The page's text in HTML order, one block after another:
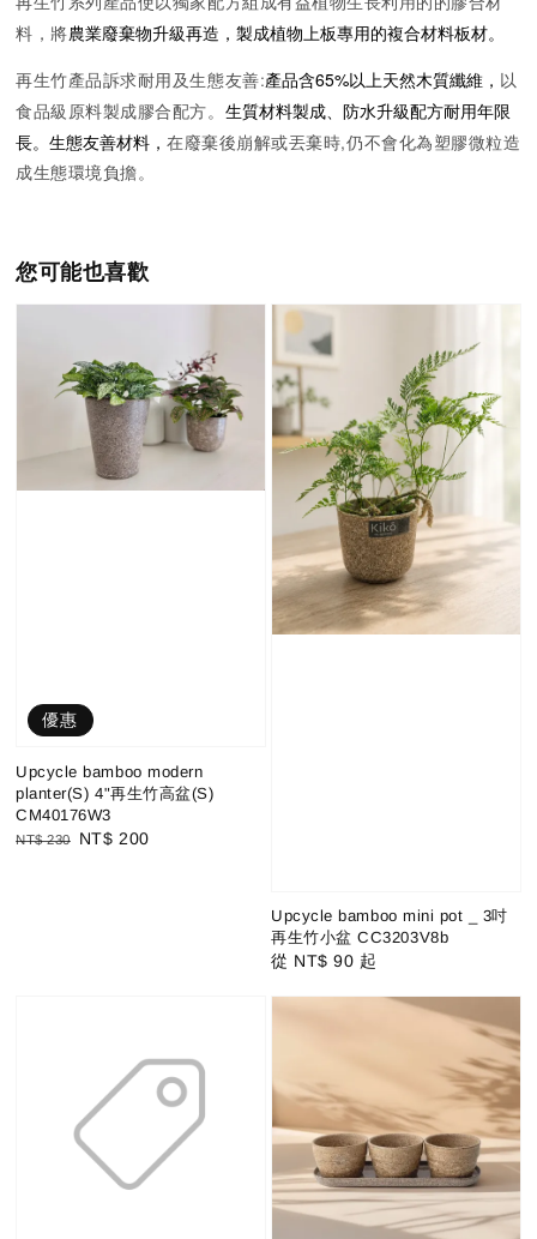
料，將農業廢棄物升級再造，製成植物上板專用的複合材料板材。
再生竹產品訴求耐用及生態友善:產品含65%以上天然木質纖維， 以
食品級原料製成膠合配方。 生質材料製成、防水升級配方耐用年限
長。生態友善材料，在廢棄後崩解或丟棄時,仍不會化為塑膠微粒造
成生態環境負擔。
您可能也喜歡
優惠
Upcycle bamboo modern
planter(S) 4"再生竹高盆(S)
CM40176W3
Regular
NT$ 230
Sale
NT$ 200
Upcycle bamboo mini pot _ 3吋
再生竹小盆 CC3203V8b
Regular
從 NT$ 90 起